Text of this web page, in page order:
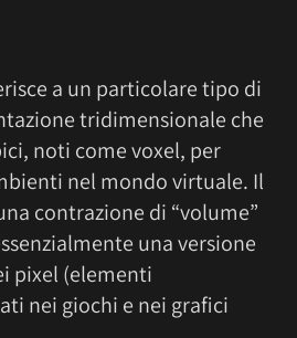
a un particolare tipo di
tridimensionale che
noti come voxel, per
nel mondo virtuale. Il
contrazione di “volume”
una versione
pixel (elementi
nei giochi e nei grafici